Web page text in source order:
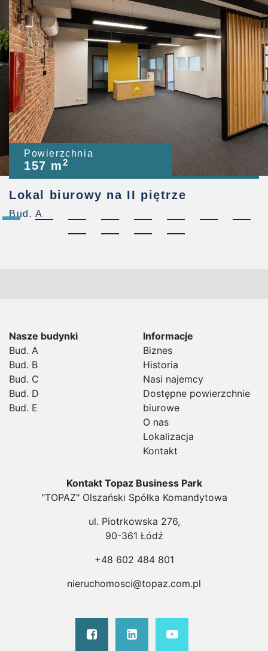
Powierzchnia
157 m2
Lokal biurowy na II piętrze
Bud. A
Nasze budynki
Bud. A
Bud. B
Bud. C
Bud. D
Bud. E
Informacje
Biznes
Historia
Nasi najemcy
Dostępne powierzchnie
biurowe
O nas
Lokalizacja
Kontakt
Kontakt Topaz Business Park
"TOPAZ" Olszański Spółka Komandytowa
ul. Piotrkowska 276,
90-361 Łódź
+48 602 484 801
nieruchomosci@topaz.com.pl